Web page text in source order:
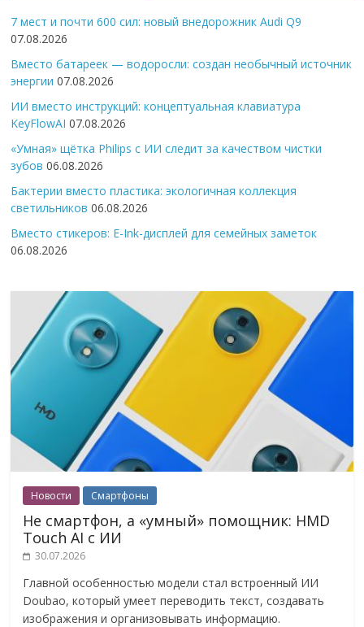
7 мест и почти 600 сил: новый внедорожник Audi Q9
07.08.2026
Вместо батареек — водоросли: создан необычный источник
энергии 07.08.2026
ИИ вместо инструкций: концептуальная клавиатура
KeyFlowAI 07.08.2026
«Умная» щётка Philips с ИИ следит за качеством чистки
зубов 06.08.2026
Бактерии вместо пластика: экологичная коллекция
светильников 06.08.2026
Вместо стикеров: E-Ink-дисплей для семейных заметок
06.08.2026
Новости Смартфоны
Не смартфон, а «умный» помощник: HMD
Touch AI с ИИ
30.07.2026
Главной особенностью модели стал встроенный ИИ
Doubao, который умеет переводить текст, создавать
изображения и организовывать информацию.